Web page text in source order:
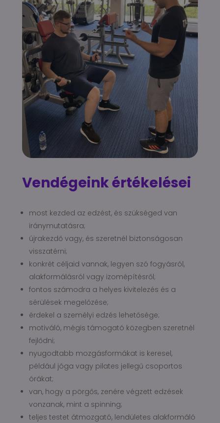
Vendégeink értékelései
most kezded az edzést, és szükséged van
iránymutatásra;
újrakezdő vagy, és szeretnél biztonságosan
visszatérni;
konkrét céljaid vannak, legyen szó fogyásról,
alakformálásról vagy izomépítésről;
fontos számodra a helyes kivitelezés és a
sérülések megelőzése;
érdekel a személyi edzés lehetősége;
motiváló, mégis támogató közegben szeretnél
fejlődni;
nyugodtabb mozgásformákat is keresel,
például jóga vagy pilates jellegű csoportos
órákat;
van, hogy a pörgős, zenére végzett edzések
vonzanak, mint a spinning;
teljes testet átmozgató, lendületes alakformáló